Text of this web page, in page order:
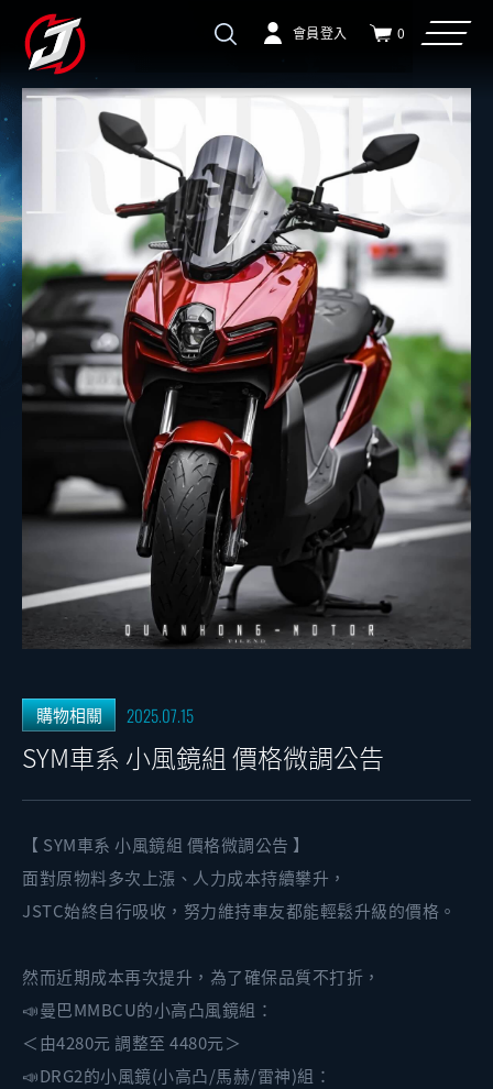
會員登入 0
購物相關 2025.07.15
SYM車系 小風鏡組 價格微調公告
【 SYM車系 小風鏡組 價格微調公告 】
面對原物料多次上漲、人力成本持續攀升，
JSTC始終自行吸收，努力維持車友都能輕鬆升級的價格。
然而近期成本再次提升，為了確保品質不打折，
📣曼巴MMBCU的小高凸風鏡組：
＜由4280元 調整至 4480元＞
📣DRG2的小風鏡(小高凸/馬赫/雷神)組：